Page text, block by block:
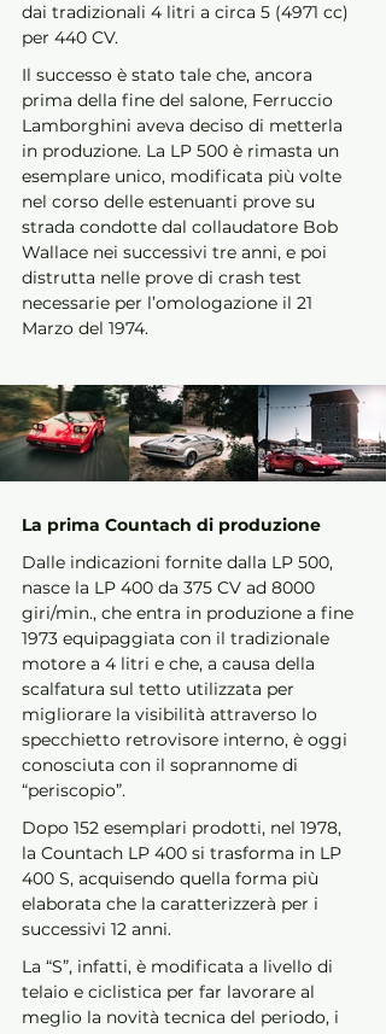
dai tradizionali 4 litri a circa 5 (4971 cc)
per 440 CV.
Il successo è stato tale che, ancora
prima della fine del salone, Ferruccio
Lamborghini aveva deciso di metterla
in produzione. La LP 500 è rimasta un
esemplare unico, modificata più volte
nel corso delle estenuanti prove su
strada condotte dal collaudatore Bob
Wallace nei successivi tre anni, e poi
distrutta nelle prove di crash test
necessarie per l’omologazione il 21
Marzo del 1974.
La prima Countach di produzione
Dalle indicazioni fornite dalla LP 500,
nasce la LP 400 da 375 CV ad 8000
giri/min., che entra in produzione a fine
1973 equipaggiata con il tradizionale
motore a 4 litri e che, a causa della
scalfatura sul tetto utilizzata per
migliorare la visibilità attraverso lo
specchietto retrovisore interno, è oggi
conosciuta con il soprannome di
“periscopio”.
Dopo 152 esemplari prodotti, nel 1978,
la Countach LP 400 si trasforma in LP
400 S, acquisendo quella forma più
elaborata che la caratterizzerà per i
successivi 12 anni.
La “S”, infatti, è modificata a livello di
telaio e ciclistica per far lavorare al
meglio la novità tecnica del periodo, i